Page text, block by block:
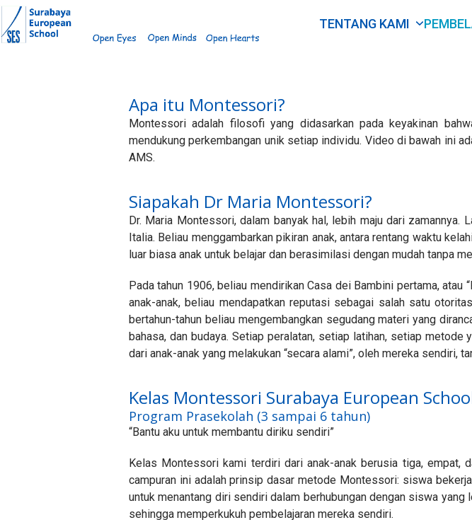
Skip
to
content
TENTANG KAMI
Apa itu Montessori?
Montessori adalah filosofi yang didasarkan pada keyakinan
mendukung perkembangan unik setiap individu. Video di bawah ini
AMS.
Siapakah Dr Maria Montessori?
Dr. Maria Montessori, dalam banyak hal, lebih maju dari
Italia. Beliau menggambarkan pikiran anak, antara rentang waktu
luar biasa anak untuk belajar dan berasimilasi dengan mudah tanpa
Pada tahun 1906, beliau mendirikan Casa dei Bambini pertama, atau
anak-anak, beliau mendapatkan reputasi sebagai salah satu
bertahun-tahun beliau mengembangkan segudang materi yang
bahasa, dan budaya. Setiap peralatan, setiap latihan, setiap
dari anak-anak yang melakukan “secara alami”, oleh mereka sendiri,
Kelas Montessori Surabaya European
Program Prasekolah (3 sampai 6 tahun)
“Bantu aku untuk membantu diriku sendiri”
Kelas Montessori kami terdiri dari anak-anak berusia tiga, empat,
campuran ini adalah prinsip dasar metode Montessori: siswa
untuk menantang diri sendiri dalam berhubungan dengan siswa
sehingga memperkukuh pembelajaran mereka sendiri.